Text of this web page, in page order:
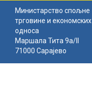
Министарство спољне
трговине и економских
односа
Маршала Тита 9а/II
71000 Сарајево